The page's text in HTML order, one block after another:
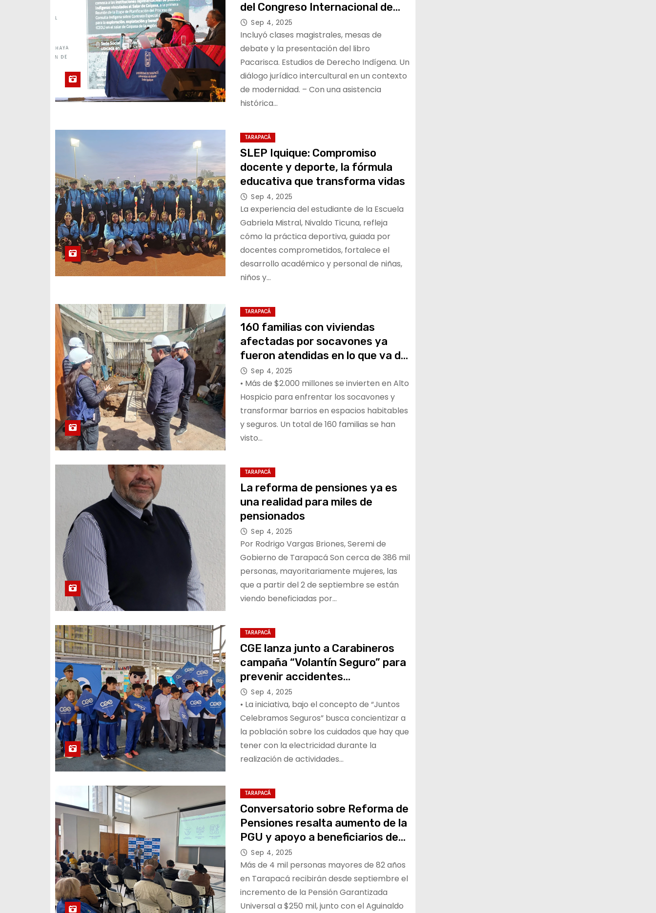
del Congreso Internacional de
Derecho Indígena en Iquique
Sep 4, 2025
Incluyó clases magistrales, mesas de
debate y la presentación del libro
Pacarisca. Estudios de Derecho Indígena. Un
diálogo jurídico intercultural en un contexto
de modernidad. – Con una asistencia
histórica…
TARAPACÁ
SLEP Iquique: Compromiso
docente y deporte, la fórmula
educativa que transforma vidas
Sep 4, 2025
La experiencia del estudiante de la Escuela
Gabriela Mistral, Nivaldo Ticuna, refleja
cómo la práctica deportiva, guiada por
docentes comprometidos, fortalece el
desarrollo académico y personal de niñas,
niños y…
TARAPACÁ
160 familias con viviendas
afectadas por socavones ya
fueron atendidas en lo que va del
2025
Sep 4, 2025
• Más de $2.000 millones se invierten en Alto
Hospicio para enfrentar los socavones y
transformar barrios en espacios habitables
y seguros. Un total de 160 familias se han
visto…
TARAPACÁ
La reforma de pensiones ya es
una realidad para miles de
pensionados
Sep 4, 2025
Por Rodrigo Vargas Briones, Seremi de
Gobierno de Tarapacá Son cerca de 386 mil
personas, mayoritariamente mujeres, las
que a partir del 2 de septiembre se están
viendo beneficiadas por…
TARAPACÁ
CGE lanza junto a Carabineros
campaña “Volantín Seguro” para
prevenir accidentes
relacionados con las redes
eléctricas durante las Fiestas
Patrias
Sep 4, 2025
• La iniciativa, bajo el concepto de “Juntos
Celebramos Seguros” busca concientizar a
la población sobre los cuidados que hay que
tener con la electricidad durante la
realización de actividades…
TARAPACÁ
Conversatorio sobre Reforma de
Pensiones resalta aumento de la
PGU y apoyo a beneficiarios de
leyes reparatorias
Sep 4, 2025
Más de 4 mil personas mayores de 82 años
en Tarapacá recibirán desde septiembre el
incremento de la Pensión Garantizada
Universal a $250 mil, junto con el Aguinaldo